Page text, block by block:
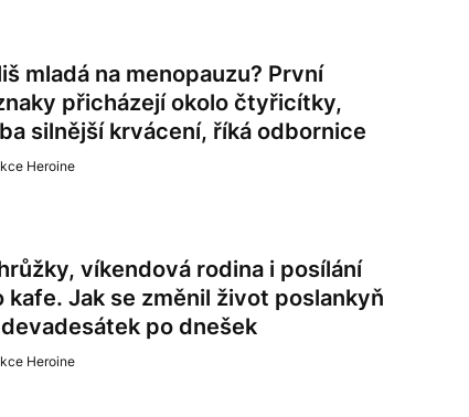
mladá na menopauzu? První
přicházejí okolo čtyřicítky,
silnější krvácení, říká odbornice
Heroine
víkendová rodina i posílání
kafe. Jak se změnil život poslankyň
po dnešek
Heroine